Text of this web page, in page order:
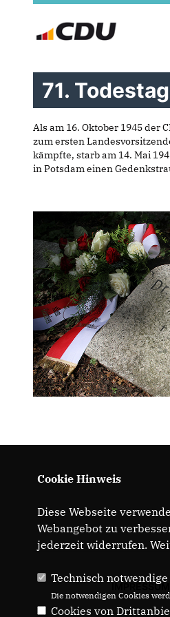
71.
Als am 16. Oktober 1945 der
zum ersten
kämpfte, starb am 14. Mai
in Potsdam einen
IMPRESSUM
Cookie Hinweis
Diese Webseite
Webangebot zu
jederzeit widerrufen.
Technisch notwendige
Die notwendigen Cookies
Cookies von